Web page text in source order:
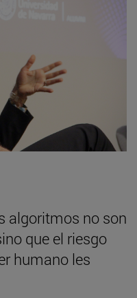
algoritmos no son
que el riesgo
humano les